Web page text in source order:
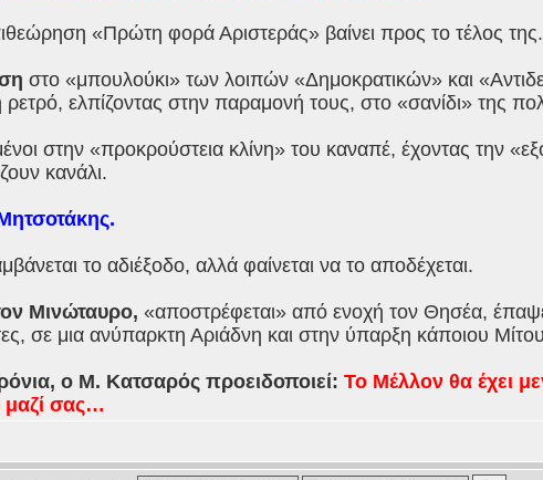
«Πρώτη φορά Αριστεράς» βαίνει προς το τέλος της.
στο «μπουλούκι» των λοιπών «Δημοκρατικών» και
ελπίζοντας στην παραμονή τους, στο «σανίδι» της
στην «προκρούστεια κλίνη» του καναπέ, έχοντας την
κανάλι.
το αδιέξοδο, αλλά φαίνεται να το αποδέχεται.
Μινώταυρο, «αποστρέφεται» από ενοχή τον Θησέα,
σε μια ανύπαρκτη Αριάδνη και στην ύπαρξη κάποιου
ο Μ. Κατσαρός προειδοποιεί: Το Μέλλον θα έχει
σας…